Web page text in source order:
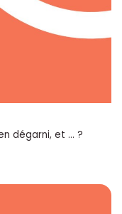
dégarni, et ... ?